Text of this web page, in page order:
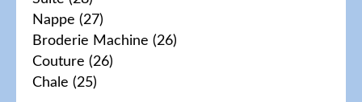
Nappe (27)
Broderie Machine (26)
Couture (26)
Chale (25)